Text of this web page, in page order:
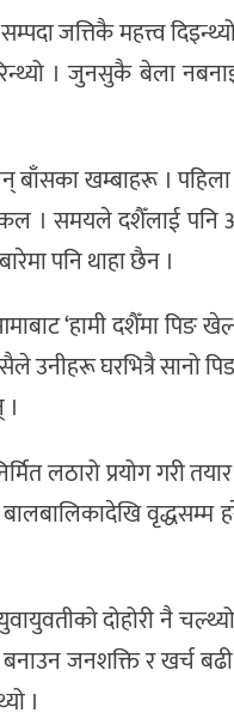
जत्तिकै महत्त्व
। जुनसुकै बेला
बाँसका खम्बाहरू ।
। समयले दशैँलाई
पनि थाहा छैन ।
‘हामी दशैँमा पिङ
उनीहरू घरभित्रै
लठारो प्रयोग गरी
बालबालिकादेखि
दोहोरी नै
जनशक्ति र खर्च
।